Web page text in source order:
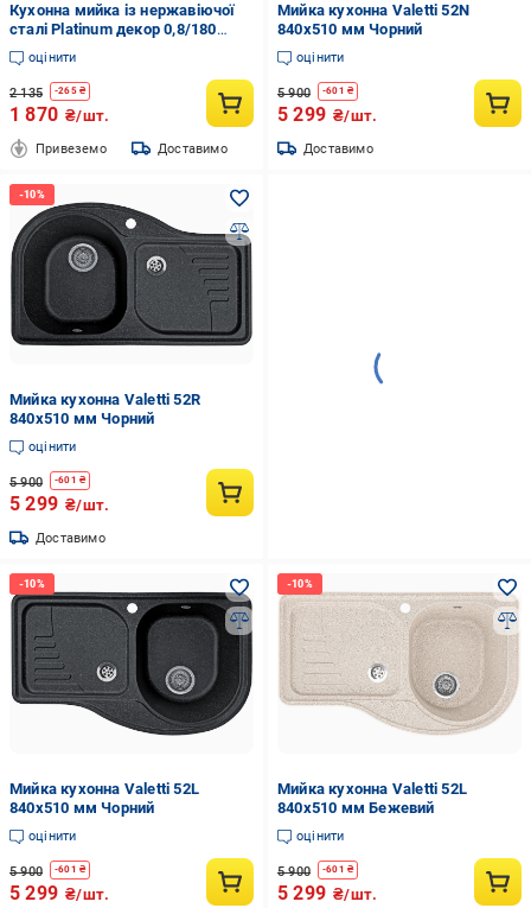
Кухонна мийка із нержавіючої
сталі Platinum декор 0,8/180
(4947)
оцінити
2 135 -265₴
1 870 ₴/шт.
Привеземо Доставимо
Мийка кухонна Valetti 52N
840x510 мм Чорний
оцінити
5 900 -601 ₴
5 299 ₴/шт.
Доставимо
Мийка кухонна Valetti 52R
840x510 мм Чорний
оцінити
5 900 -601 ₴
5 299 ₴/шт.
Доставимо
Мийка кухонна Valetti 52L
840x510 мм Чорний
оцінити
5 900 -601 ₴
5 299 ₴/шт.
Мийка кухонна Valetti 52L
840x510 мм Бежевий
оцінити
5 900 -601 ₴
5 299 ₴/шт.